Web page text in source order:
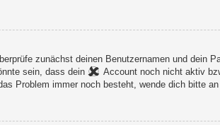
zunächst deinen Benutzernamen und dein
sein, dass dein
Account noch nicht aktiv
Problem immer noch besteht, wende dich bitte